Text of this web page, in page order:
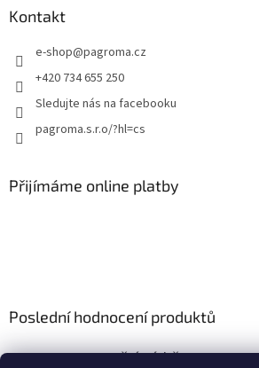
Kontakt
e-shop@pagroma.cz
+420 734 655 250
Sledujte nás na facebooku
pagroma.s.r.o/?hl=cs
Přijímáme online platby
Poslední hodnocení produktů
Retenční nádrž